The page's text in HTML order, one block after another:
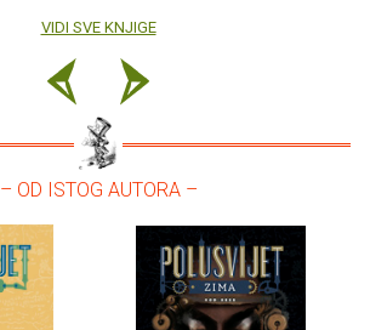
VIDI SVE KNJIGE
– OD ISTOG AUTORA –